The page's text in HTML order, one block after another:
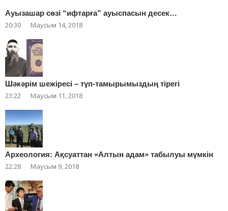
Ауызашар сөзі “ифтарға” ауыспасын десек…
20:30 Маусым 14, 2018
Шәкәрім шежіресі – түп-тамырымыздың тірегі
23:22 Маусым 11, 2018
Археология: Ақсуаттан «Алтын адам» табылуы мүмкін
22:28 Маусым 9, 2018